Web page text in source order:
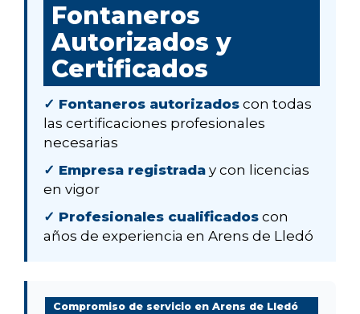
Fontaneros
Autorizados y
Certificados
✓ Fontaneros autorizados con todas
las certificaciones profesionales
necesarias
✓ Empresa registrada y con licencias
en vigor
✓ Profesionales cualificados con
años de experiencia en Arens de Lledó
Compromiso de servicio en Arens de Lledó